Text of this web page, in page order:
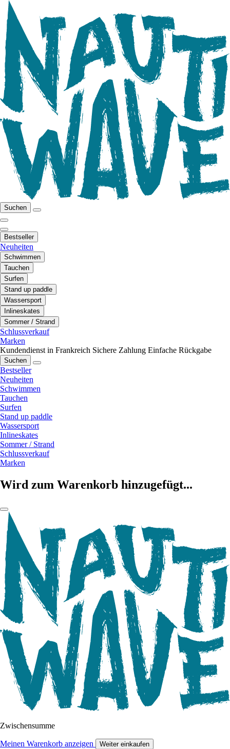
Suchen
Bestseller
Neuheiten
Schwimmen
Tauchen
Surfen
Stand up paddle
Wassersport
Inlineskates
Sommer / Strand
Schlussverkauf
Marken
Kundendienst in Frankreich Sichere Zahlung Einfache Rückgabe
Suchen
Bestseller
Neuheiten
Schwimmen
Tauchen
Surfen
Stand up paddle
Wassersport
Inlineskates
Sommer / Strand
Schlussverkauf
Marken
Wird zum Warenkorb hinzugefügt...
Zwischensumme
Meinen Warenkorb anzeigen Weiter einkaufen